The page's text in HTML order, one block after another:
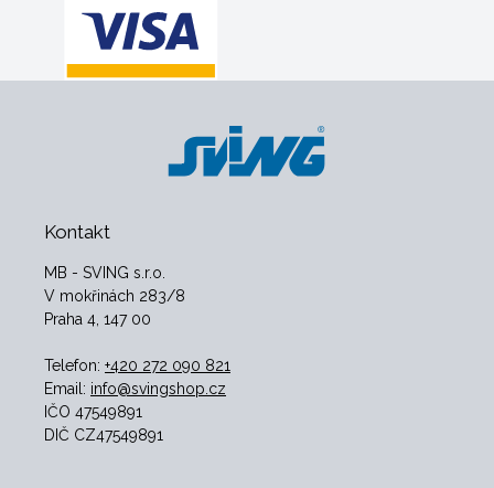
Kontakt
MB - SVING s.r.o.
V mokřinách 283/8
Praha 4, 147 00
Telefon: +420 272 090 821
Email: info@svingshop.cz
IČO 47549891
DIČ CZ47549891